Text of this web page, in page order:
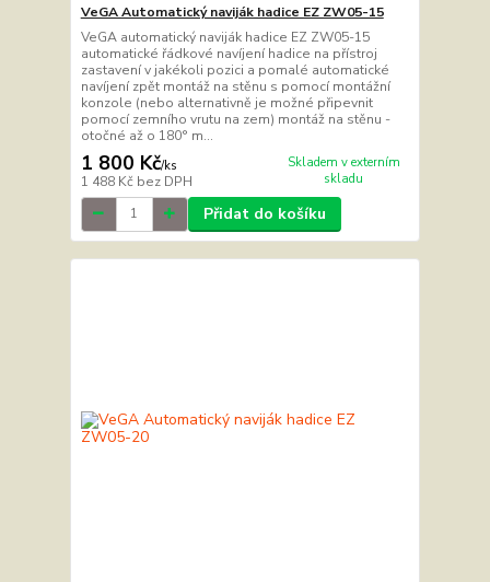
VeGA Automatický naviják hadice EZ ZW05-15
VeGA automatický naviják hadice EZ ZW05-15
automatické řádkové navíjení hadice na přístroj
zastavení v jakékoli pozici a pomalé automatické
navíjení zpět montáž na stěnu s pomocí montážní
konzole (nebo alternativně je možné připevnit
pomocí zemního vrutu na zem) montáž na stěnu -
otočné až o 180° m...
1 800 Kč/ks
1 488 Kč bez DPH
Skladem v externím
skladu
Přidat do košíku